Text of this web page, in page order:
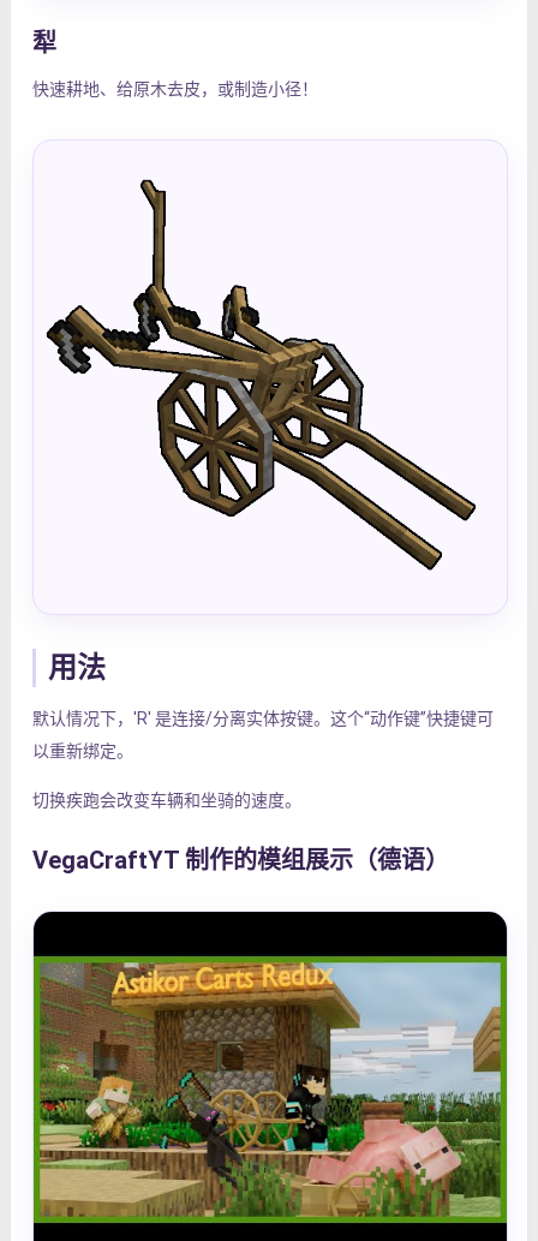
犁
快速耕地、给原木去皮，或制造小径！
用法
默认情况下，'R' 是连接/分离实体按键。这个“动作键”快捷键可
以重新绑定。
切换疾跑会改变车辆和坐骑的速度。
VegaCraftYT 制作的模组展示（德语）